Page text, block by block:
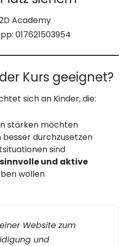
Academy
017621503954
Kurs geeignet?
sich an Kinder, die:
stärken möchten
besser durchzusetzen
sind
sinnvolle und aktive
wollen
Website zum
und